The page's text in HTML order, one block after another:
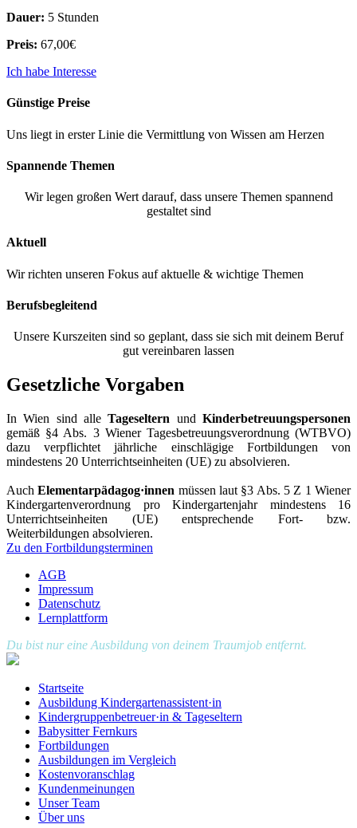
Dauer: 5 Stunden
Preis: 67,00€
Ich habe Interesse
Günstige Preise
Uns liegt in erster Linie die Vermittlung von Wissen am Herzen
Spannende Themen
Wir legen großen Wert darauf, dass unsere Themen spannend
gestaltet sind
Aktuell
Wir richten unseren Fokus auf aktuelle & wichtige Themen
Berufsbegleitend
Unsere Kurszeiten sind so geplant, dass sie sich mit deinem Beruf
gut vereinbaren lassen
Gesetzliche Vorgaben
In Wien sind alleTageseltern undKinderbetreuungspersonen
gemäß §4 Abs. 3 Wiener Tagesbetreuungsverordnung (WTBVO)
dazu verpflichtet jährliche einschlägige Fortbildungen von
mindestens 20 Unterrichtseinheiten (UE) zu absolvieren.
AuchElementarpädagog·innen müssen laut §3 Abs. 5 Z 1 Wiener
Kindergartenverordnung pro Kindergartenjahr mindestens 16
Unterrichtseinheiten (UE) entsprechende Fort- bzw.
Weiterbildungen absolvieren.
Zu den Fortbildungsterminen
AGB
Impressum
Datenschutz
Lernplattform
Du bist nur eine Ausbildung von deinem Traumjob entfernt.
Startseite
Ausbildung Kindergartenassistent·in
Kindergruppenbetreuer·in & Tageseltern
Babysitter Fernkurs
Fortbildungen
Ausbildungen im Vergleich
Kostenvoranschlag
Kundenmeinungen
Unser Team
Über uns